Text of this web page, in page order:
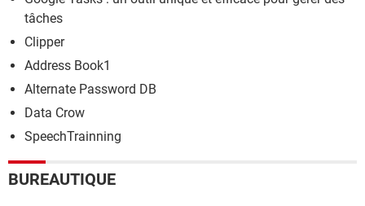
tâches
Clipper
Address Book1
Alternate Password DB
Data Crow
SpeechTrainning
BUREAUTIQUE